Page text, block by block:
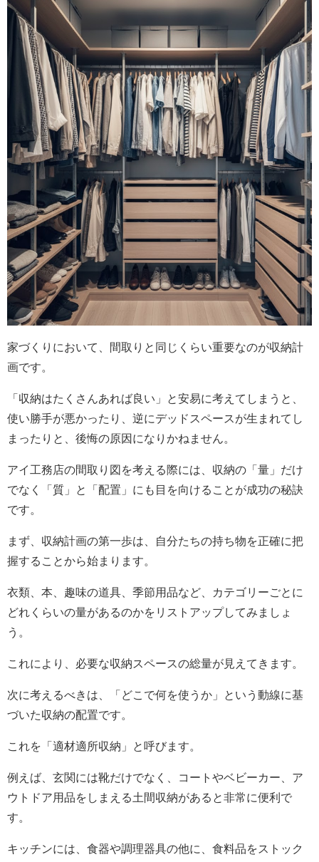
家づくりにおいて、間取りと同じくらい重要なのが収納計
画です。
「収納はたくさんあれば良い」と安易に考えてしまうと、
使い勝手が悪かったり、逆にデッドスペースが生まれてし
まったりと、後悔の原因になりかねません。
アイ工務店の間取り図を考える際には、収納の「量」だけ
でなく「質」と「配置」にも目を向けることが成功の秘訣
です。
まず、収納計画の第一歩は、自分たちの持ち物を正確に把
握することから始まります。
衣類、本、趣味の道具、季節用品など、カテゴリーごとに
どれくらいの量があるのかをリストアップしてみましょ
う。
これにより、必要な収納スペースの総量が見えてきます。
次に考えるべきは、「どこで何を使うか」という動線に基
づいた収納の配置です。
これを「適材適所収納」と呼びます。
例えば、玄関には靴だけでなく、コートやベビーカー、ア
ウトドア用品をしまえる土間収納があると非常に便利で
す。
キッチンには、食器や調理器具の他に、食料品をストック